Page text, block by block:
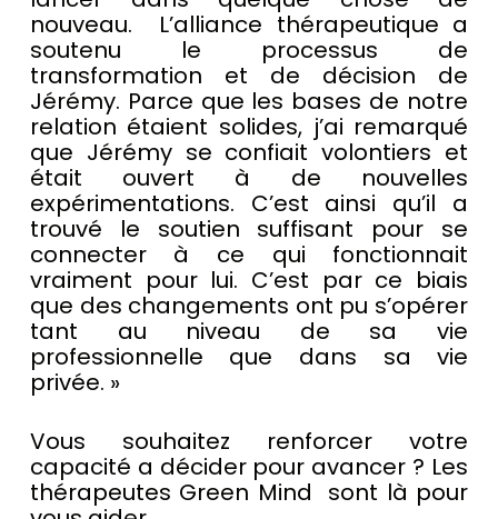
nouveau. L’alliance thérapeutique a
soutenu le processus de
transformation et de décision de
Jérémy. Parce que les bases de notre
relation étaient solides, j’ai remarqué
que Jérémy se confiait volontiers et
était ouvert à de nouvelles
expérimentations. C’est ainsi qu’il a
trouvé le soutien suffisant pour se
connecter à ce qui fonctionnait
vraiment pour lui. C’est par ce biais
que des changements ont pu s’opérer
tant au niveau de sa vie
professionnelle que dans sa vie
privée. »
Vous souhaitez renforcer votre
capacité a décider pour avancer ? Les
thérapeutes Green Mind sont là pour